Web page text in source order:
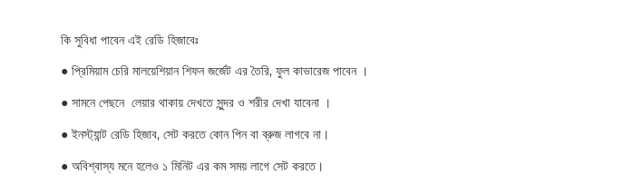
কি সুবিধা পাবেন এই রেডি হিজাবেঃ
● প্রিমিয়াম চেরি মালয়েশিয়ান শিফন জর্জেট এর তৈরি, ফুল কাভারেজ পাবেন ।
● সামনে পেছনে লেয়ার থাকায় দেখতে সুন্দর ও শরীর দেখা যাবেনা ।
●ইনস্ট্যান্ট রেডি হিজাব, সেট করতে কোন পিন বা ব্রুজ লাগবে না।
● অবিশ্বাস্য মনে হলেও ১ মিনিট এর কম সময় লাগে সেট করতে।